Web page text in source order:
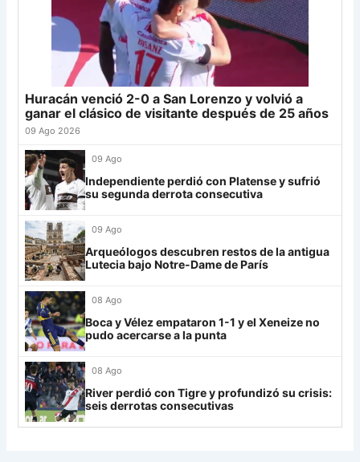
Sporting Cristal
Grupo G
Mirassol
Lanús
Always Ready
Grupo H
IDV
Rosario Central
UCV FC
Libertad
Defensa 19 -5 23
Banfield 19 -2 22
Sarmiento 19 22
Atl. Tucumán 19
Newell's 19 -12 19
26 Central Córdoba 19 -12 19
27 Platense
28 Riestra
29 Aldosivi
30 Estudiantes RC 19 -21
Huracán venció 2-0 a San Lorenzo y volvió a
ganar el clásico de visitante después de 25 años
09 Ago 2026
09 Ago
Independiente perdió con Platense y sufrió
su segunda derrota consecutiva
09 Ago
Arqueólogos descubren restos de la antigua
Lutecia bajo Notre-Dame de París
08 Ago
Boca y Vélez empataron 1-1 y el Xeneize no
pudo acercarse a la punta
08 Ago
River perdió con Tigre y profundizó su crisis:
seis derrotas consecutivas